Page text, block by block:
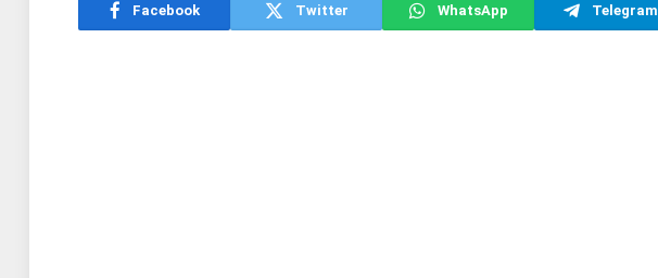
Facebook Twitter WhatsApp Telegram